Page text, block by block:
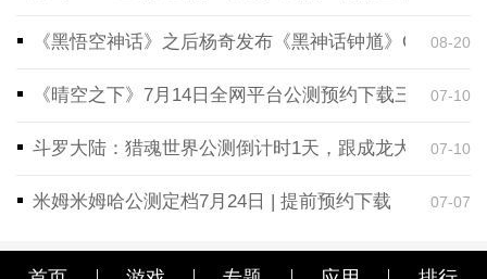
《黑悟空神话》之后杨奇发布《黑神话钟馗》CG！预
08-20
《晴空之下》7月14日全网平台公测预约下载三端同步
07-10
斗罗大陆：猎魂世界公测倒计时1天，跟成龙大哥一起
07-10
米姆米姆哈公测定档7月24日 | 提前预约下载 07-07